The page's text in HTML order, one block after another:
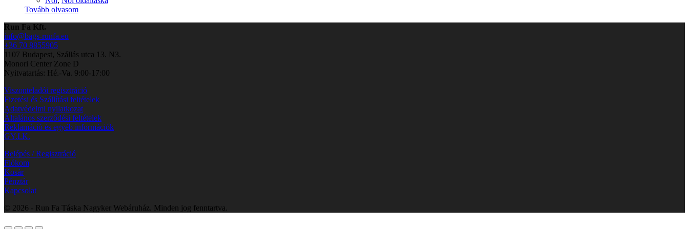
Tovább olvasom
Run Fa Kft.
info@bags-runfa.eu
+36 70 8855905
1107 Budapest, Szállás utca 13. N3.
Monori Center Zone D
Nyitvatartás: Hé.-Va. 9:00-17:00
Viszonteladói regisztráció
Fizetési és Szállítási feltételek
Adatvédelmi nyilatkozat
Általános szerződési feltételek
Reklamáció és egyéb információk
GY.I.K.
Belépés / Regisztráció
Fiókom
Kosár
Pénztár
Kapcsolat
© 2026 - Run Fa Táska Nagyker Webáruház. Minden jog fenntartva.